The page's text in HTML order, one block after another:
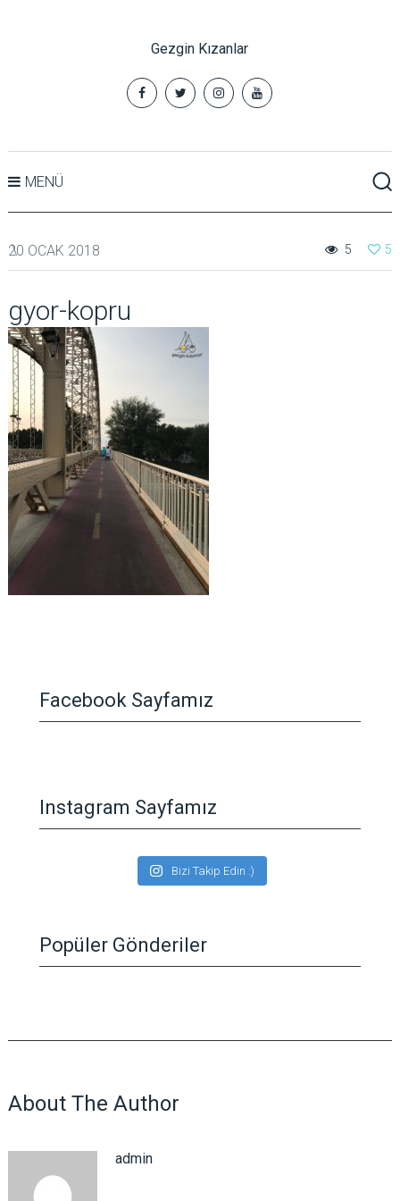
Gezgin Kızanlar
MENÜ
20 OCAK 2018 5
5
gyor-kopru
Facebook Sayfamız
Instagram Sayfamız
Bizi Takip Edin :)
Popüler Gönderiler
About The Author
admin